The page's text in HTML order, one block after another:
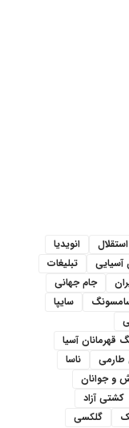
استقلال
انویدیا
آسیایی
تبلیغات
جام جهانی
سایپا
قهرمانان آسیا
ناسا
و جوانان
کشتی آزاد
گلکسی